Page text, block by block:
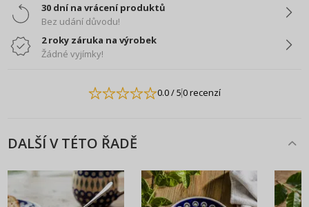
30 dní na vrácení produktů
Bez udání důvodu!
2 roky záruka na výrobek
Žádné vyjímky!
0.0/ 50 recenzí
DALŠÍ V TÉTO ŘADĚ